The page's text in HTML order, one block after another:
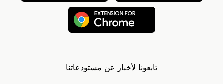
تابعونا لأخبار عن مستودعاتنا